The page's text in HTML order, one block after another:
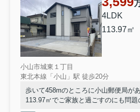
4LDK
113.97㎡
小山市城東１丁目
東北本線「小山」駅 徒歩20分
歩いて458mのところに小山郵便局が
113.97㎡でご家族と過ごすのにも問題